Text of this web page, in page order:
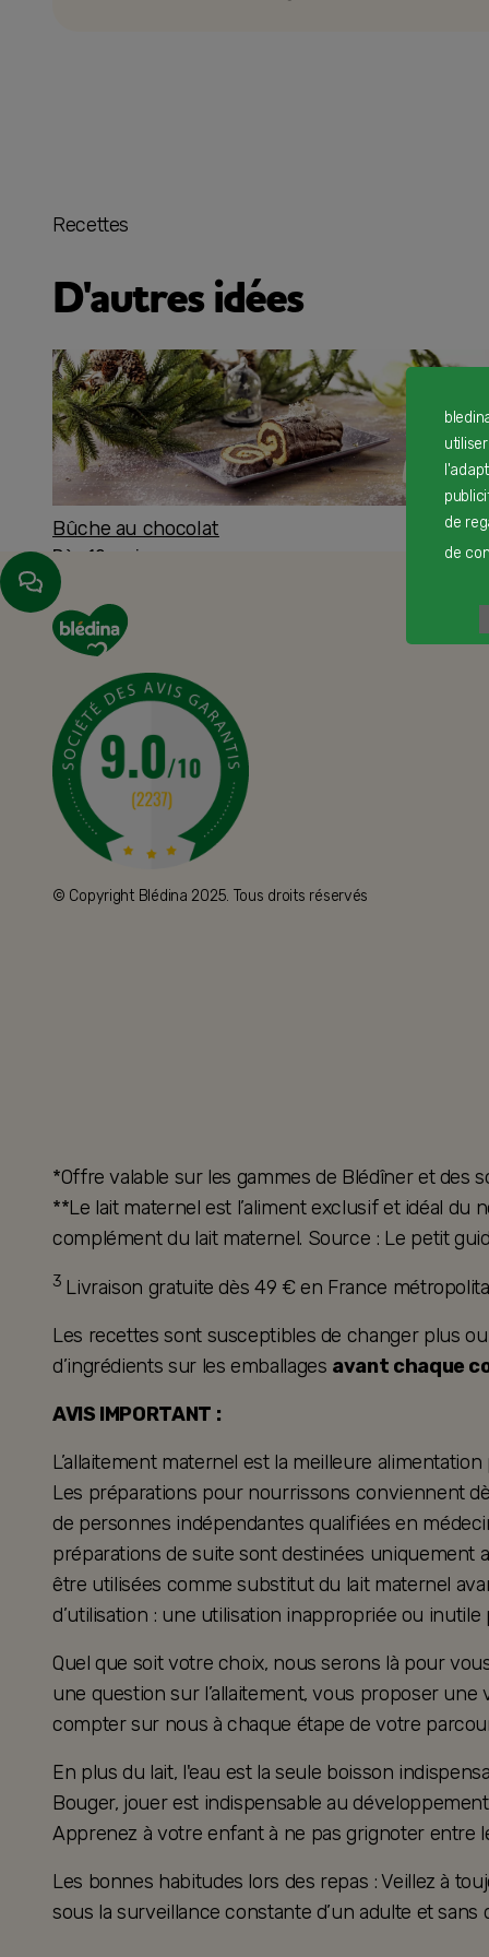
Recettes
D'autres idées
Bûche au chocolat
Dès 12 mois
© Copyright Blédina 2025. Tous droits réservés
*Offre valable sur les gammes de Blédîner et
**Le lait maternel est l’aliment exclusif et idéal du
complément du lait maternel. Source : Le petit
3 Livraison gratuite dès 49 € en France
Les recettes sont susceptibles de changer plus
d’ingrédients sur les emballages avant chaque
AVIS IMPORTANT :
L’allaitement maternel est la meilleure
Les préparations pour nourrissons conviennent
de personnes indépendantes qualifiées en
préparations de suite sont destinées uniquement
être utilisées comme substitut du lait maternel
d’utilisation : une utilisation inappropriée ou
Quel que soit votre choix, nous serons là pour
une question sur l’allaitement, vous proposer
compter sur nous à chaque étape de votre
En plus du lait, l'eau est la seule boisson
Bouger, jouer est indispensable au
Apprenez à votre enfant à ne pas grignoter entre
Les bonnes habitudes lors des repas : Veillez à
sous la surveillance constante d’un adulte et sans
de
de